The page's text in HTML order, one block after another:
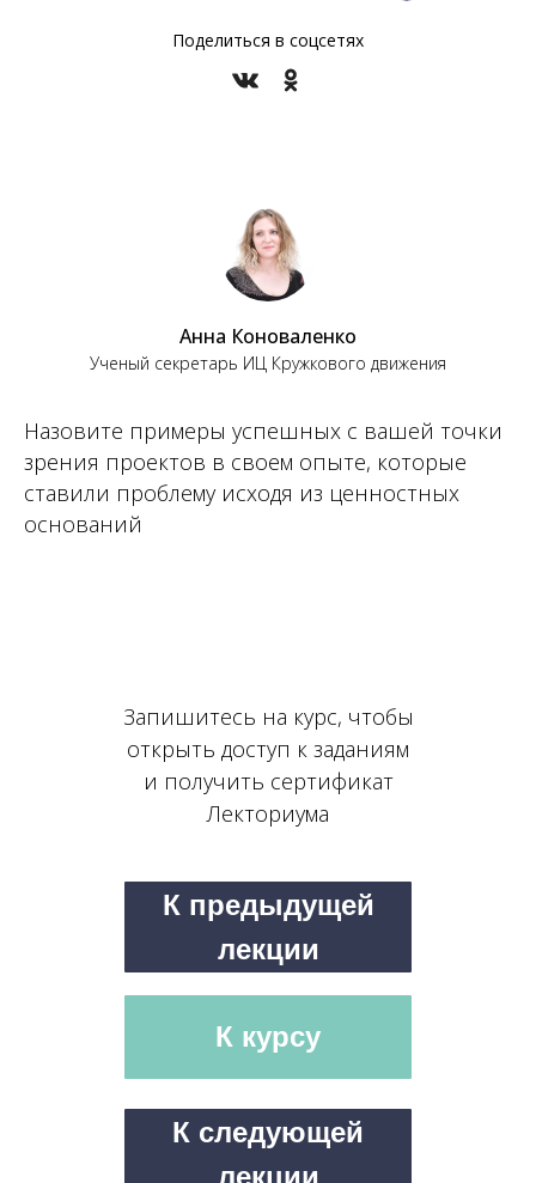
Поделиться в соцсетях
Анна Коноваленко
Ученый секретарь ИЦ Кружкового движения
Назовите примеры успешных с вашей точки
зрения проектов в своем опыте, которые
ставили проблему исходя из ценностных
оснований
Запишитесь на курс, чтобы
открыть доступ к заданиям
и получить сертификат
Лекториума
К курсу
К следующей
лекции
К предыдущей
лекции